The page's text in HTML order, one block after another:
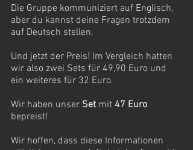
Die Gruppe kommuniziert auf Englisch,
aber du kannst deine Fragen trotzdem
auf Deutsch stellen.
Und jetzt der Preis! Im Vergleich hatten
wir also zwei Sets für 49,90 Euro und
ein weiteres für 32 Euro.
Wir haben unser Set mit 47 Euro
bepreist!
Wir hoffen, dass diese Informationen